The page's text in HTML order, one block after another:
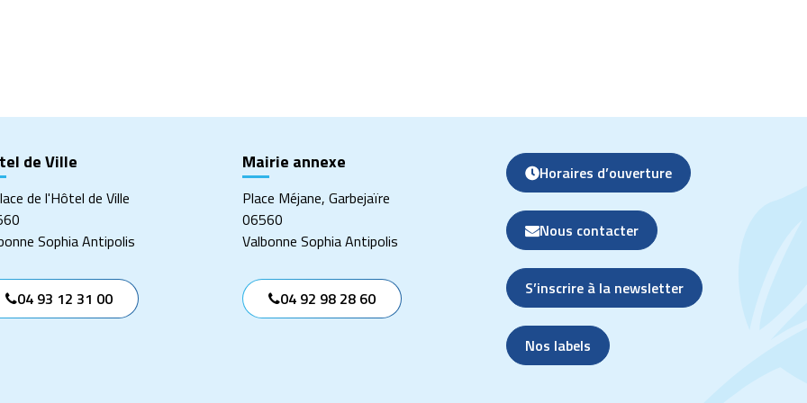
de Ville
de l'Hôtel de Ville
Sophia Antipolis
04 93 12 31 00
Mairie annexe
Place Méjane, Garbejaïre
06560
Valbonne Sophia Antipolis
04 92 98 28 60
Horaires d’ouverture
Nous contacter
S’inscrire à la newsletter
Nos labels